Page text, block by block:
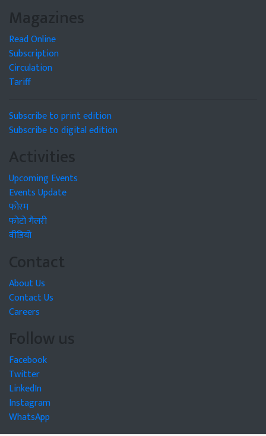
Magazines
Read Online
Subscription
Circulation
Tariff
Subscribe to print edition
Subscribe to digital edition
Activities
Upcoming Events
Events Update
फोरम
फोटो गैलरी
वीडियो
Contact
About Us
Contact Us
Careers
Follow us
Facebook
Twitter
LinkedIn
Instagram
WhatsApp